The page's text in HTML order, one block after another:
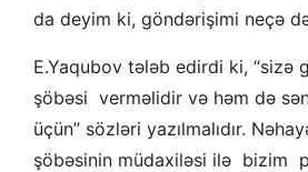
da deyim ki, göndərişimi neçə
E.Yaqubov tələb edirdi ki, “sizə
şöbəsi verməlidir və həm də
üçün” sözləri yazılmalıdır.
şöbəsinin müdaxiləsi ilə bizim